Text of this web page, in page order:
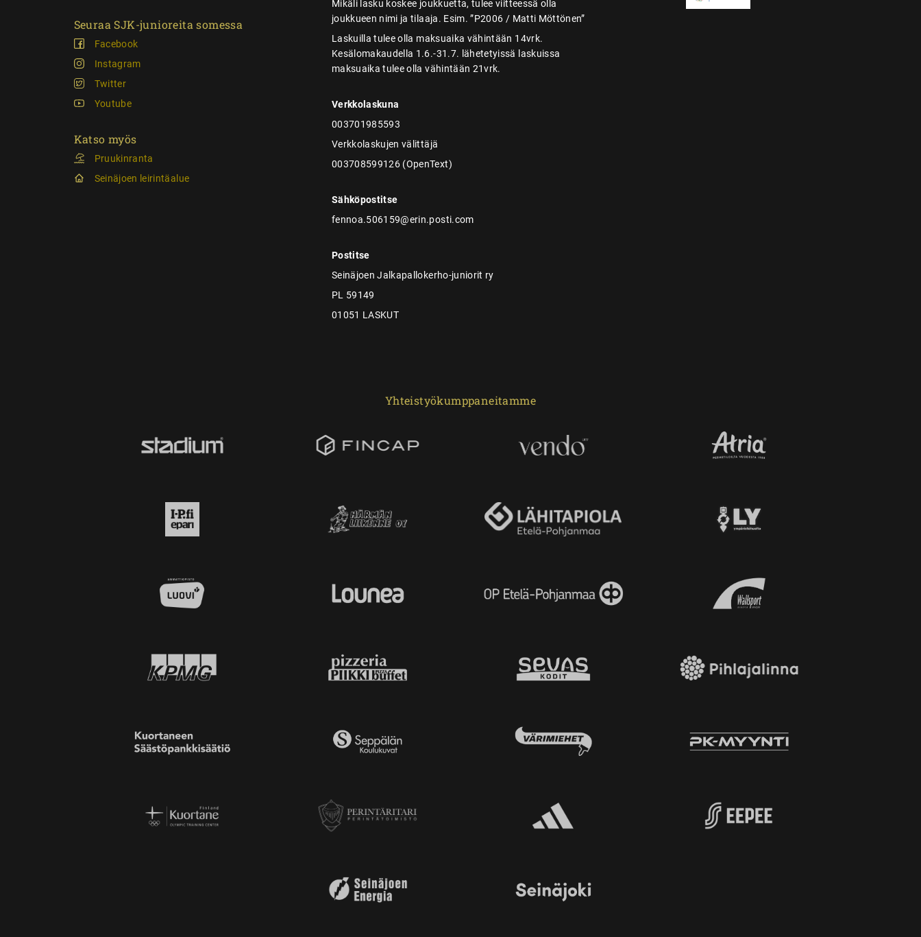
Seuraa SJK-junioreita somessa
Facebook
Instagram
Twitter
Youtube
Katso myös
Pruukinranta
Seinäjoen leirintäalue
Mikäli lasku koskee joukkuetta, tulee viitteessä olla
joukkueen nimi ja tilaaja. Esim. ”P2006 / Matti Möttönen”
Laskuilla tulee olla maksuaika vähintään 14vrk.
Kesälomakaudella 1.6.-31.7. lähetetyissä laskuissa
maksuaika tulee olla vähintään 21vrk.
Verkkolaskuna
003701985593
Verkkolaskujen välittäjä
003708599126 (OpenText)
Sähköpostitse
fennoa.506159@erin.posti.com
Postitse
Seinäjoen Jalkapallokerho-juniorit ry
PL 59149
01051 LASKUT
Yhteistyökumppaneitamme